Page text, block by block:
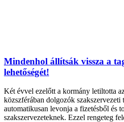
Mindenhol állítsák vissza a
lehetőségét!
Két évvel ezelőtt a kormány letiltotta
közszférában dolgozók szakszervezeti
automatikusan levonja a fizetésből és
szakszervezeteknek. Ezzel rengeteg